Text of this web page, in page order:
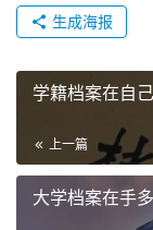
生成海报
学籍档案在自
上一篇
大学档案在手